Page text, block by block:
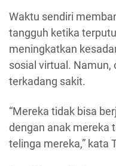
Waktu sendiri
tangguh ketika
meningkatkan
sosial virtual. Namun,
terkadang sakit.
“Mereka tidak bisa
dengan anak mereka
telinga mereka,” kata